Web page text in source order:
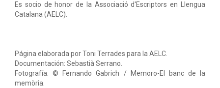
Es socio de honor de la Associació d'Escriptors en Llengua
Catalana (AELC).
Página elaborada por Toni Terrades para la AELC.
Documentación: Sebastià Serrano.
Fotografía: © Fernando Gabrich / Memoro-El banc de la
memòria.